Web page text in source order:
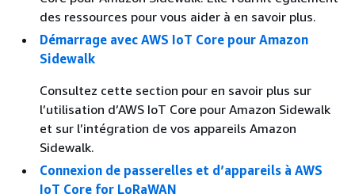
des ressources pour vous aider à en savoir plus.
Démarrage avec AWS IoT Core pour Amazon
Sidewalk
Consultez cette section pour en savoir plus sur
l’utilisation d’AWS IoT Core pour Amazon Sidewalk
et sur l’intégration de vos appareils Amazon
Sidewalk.
Connexion de passerelles et d’appareils à AWS
IoT Core for LoRaWAN